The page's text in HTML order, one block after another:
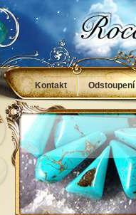
Kontakt
Obchodní podmínky